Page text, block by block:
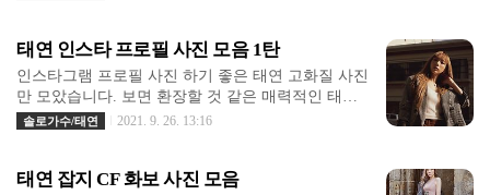
태연 인스타 프로필 사진 모음 1탄
인스타그램 프로필 사진 하기 좋은 태연 고화질 사진
만 모았습니다. 보면 환장할 것 같은 매력적인 태연
사진 정사각형 사이즈로 모두 잘라냈기 때문에 인스
솔로가수/태연 2021. 9. 26. 13:16
태연 잡지 CF 화보 사진 모음